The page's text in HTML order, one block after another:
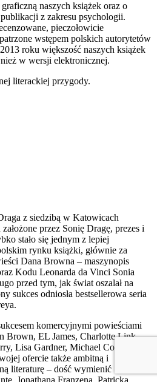
naszych książek oraz o
z zakresu psychologii.
pieczołowicie
wstępem polskich autorytetów
roku większość naszych książek
w wersji elektronicznej.
literackiej przygody.
z siedzibą w Katowicach
przez Sonię Dragę, prezes i
stało się jednym z lepiej
rynku książki, głównie za
Dana Browna – maszynopis
Kodu Leonarda da Vinci Sonia
przed tym, jak świat oszalał na
sukces odniosła bestsellerowa seria
komercyjnymi powieściami
Brown, EL James, Charlotte Link,
Lisa Gardner, Michael Connelly
ofercie także ambitną i
literaturę – dość wymienić
Jonathana Franzena, Patricka